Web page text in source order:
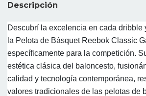
Descripción
Descubrí la excelencia en cada dribble
la Pelota de Básquet Reebok Classic
específicamente para la competición.
estética clásica del baloncesto,
calidad y tecnología contemporánea,
valores tradicionales de las pelotas de